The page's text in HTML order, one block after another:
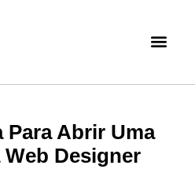
Para Abrir Uma
Web Designer